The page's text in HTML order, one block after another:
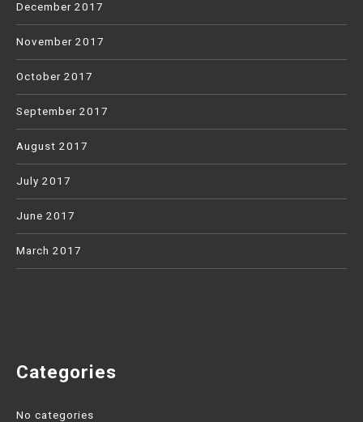
December 2017
November 2017
October 2017
September 2017
August 2017
July 2017
June 2017
March 2017
Categories
No categories